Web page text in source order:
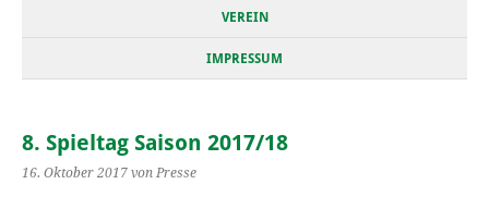
VEREIN
IMPRESSUM
8. Spieltag Saison 2017/18
16. Oktober 2017 von Presse